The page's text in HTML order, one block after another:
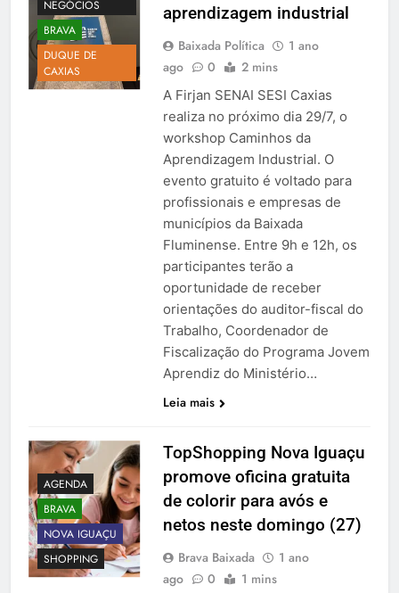
NEGÓCIOS
BRAVA
DUQUE DE
CAXIAS
aprendizagem industrial
Baixada Política
1 ano
ago
0 2 mins
A Firjan SENAI SESI Caxias
realiza no próximo dia 29/7, o
workshop Caminhos da
Aprendizagem Industrial. O
evento gratuito é voltado para
profissionais e empresas de
municípios da Baixada
Fluminense. Entre 9h e 12h, os
participantes terão a
oportunidade de receber
orientações do auditor-fiscal do
Trabalho, Coordenador de
Fiscalização do Programa Jovem
Aprendiz do Ministério…
Leia mais
AGENDA
BRAVA
NOVA IGUAÇU
SHOPPING
TopShopping Nova Iguaçu
promove oficina gratuita
de colorir para avós e
netos neste domingo (27)
Brava Baixada
1 ano
ago
0 1 mins